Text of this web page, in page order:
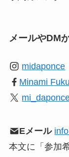
メールやDM
midaponce
Minami
Eメール
本文に「参加